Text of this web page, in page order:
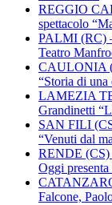
REGGIO
spettacolo
PALMI (RC)
Teatro
CAULONIA
“Storia di una
LAMEZIA
Grandinetti
SAN FILI
“Venuti dal
RENDE (CS)
Oggi
Falcone,